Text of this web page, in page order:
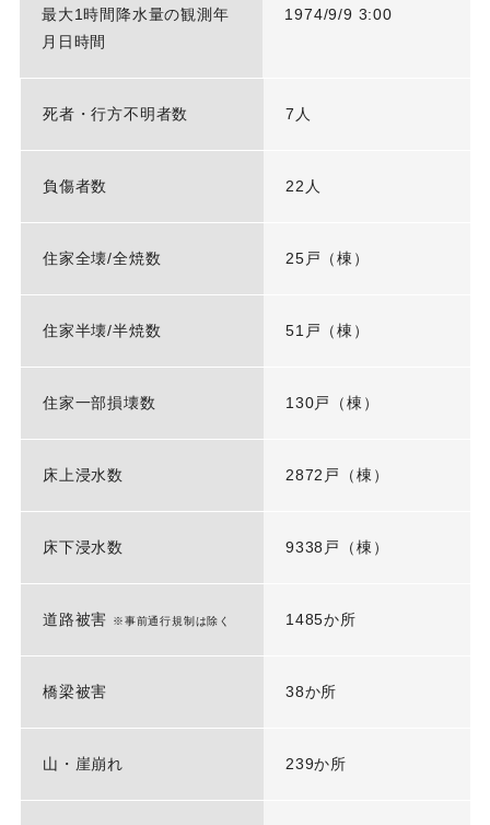
最大1時間降水量の観測年
月日時間
1974/9/9 3:00
死者・行方不明者数 7人
負傷者数 22人
住家全壊/全焼数 25戸（棟）
住家半壊/半焼数 51戸（棟）
住家一部損壊数 130戸（棟）
床上浸水数 2872戸（棟）
床下浸水数 9338戸（棟）
道路被害 ※事前通行規制は除く 1485か所
橋梁被害 38か所
山・崖崩れ 239か所